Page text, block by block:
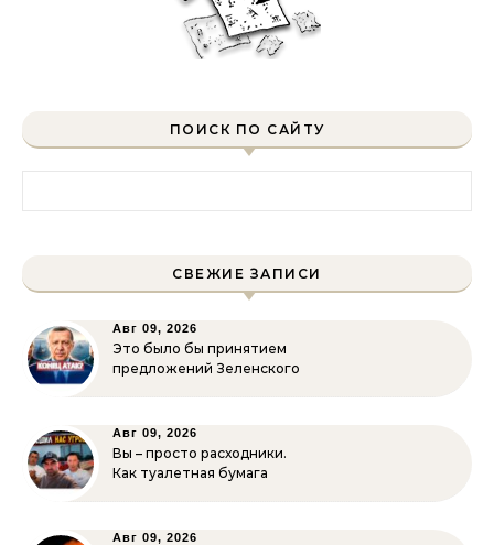
ПОИСК ПО САЙТУ
СВЕЖИЕ ЗАПИСИ
Авг 09, 2026
Это было бы принятием
предложений Зеленского
Авг 09, 2026
Вы – просто расходники.
Как туалетная бумага
Авг 09, 2026